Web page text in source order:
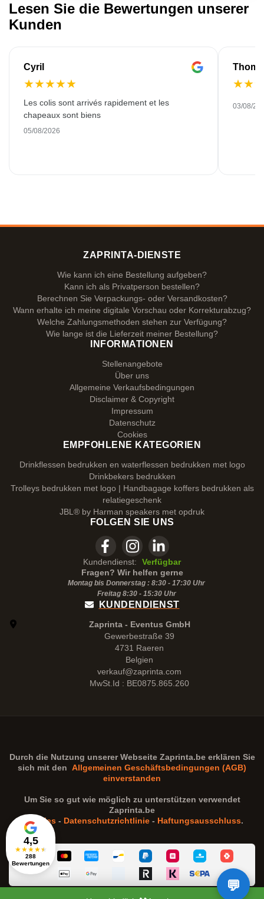
Lesen Sie die Bewertungen unserer
Kunden
Cyril
★★★★★
Les colis sont arrivés rapidement et les
chapeaux sont biens
05/08/2026
★★
03/08/
4,5
★★★★★
288
Bewertungen
ZAPRINTA-DIENSTE
Wie kann ich eine Bestellung aufgeben?
Kann ich als Privatperson bestellen?
Berechnen Sie Verpackungs- oder Versandkosten?
Wann erhalte ich meine digitale Vorschau oder Korrekturabzug?
Welche Zahlungsmethoden stehen zur Verfügung?
Wie lange ist die Lieferzeit meiner Bestellung?
INFORMATIONEN
Stellenangebote
Über uns
Allgemeine Verkaufsbedingungen
Disclaimer & Copyright
Impressum
Datenschutz
Cookies
EMPFOHLENE KATEGORIEN
Drinkflessen bedrukken en waterflessen bedrukken met logo
Drinkbekers bedrukken
Trolleys bedrukken met logo | Handbagage koffers bedrukken als
relatiegeschenk
JBL® by Harman speakers met opdruk
FOLGEN SIE UNS
Kundendienst:
Verfügbar
Fragen? Wir helfen gerne
Montag bis Donnerstag : 8:30 - 17:30 Uhr
Freitag 8:30 - 15:30Uhr
KUNDENDIENST
Zaprinta - Eventus GmbH
Gewerbestraße 39
4731 Raeren
Belgien
verkauf@zaprinta.com
MwSt.Id : BE0875.865.260
Durch die Nutzung unserer Webseite Zaprinta.beerklären Sie
sich mit den Allgemeinen Geschäftsbedingungen (AGB)
einverstanden
Um Sie so gut wie möglich zu unterstützen verwendet
Zaprinta.be
Cookies - Datenschutzrichtlinie - Haftungsausschluss.